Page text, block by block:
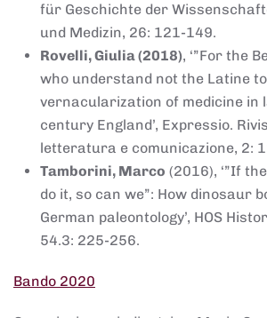
für Geschichte der
und Medizin, 26: 121-149.
Rovelli, Giulia (2018), ‘”For the
who understand not the Latine
vernacularization of medicine in
century England’, Expressio.
letteratura e comunicazione, 2:
Tamborini, Marco (2016), ‘”If
do it, so can we”: How dinosaur
German paleontology’, HOS
54.3: 225-256.
Bando 2020